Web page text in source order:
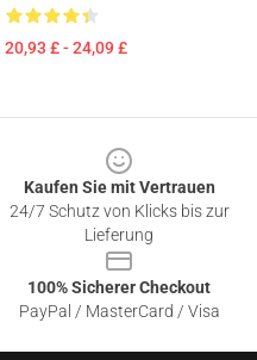
20,93 £ - 24,09 £
Kaufen Sie mit Vertrauen
24/7 Schutz von Klicks bis zur
Lieferung
100% Sicherer Checkout
PayPal / MasterCard / Visa